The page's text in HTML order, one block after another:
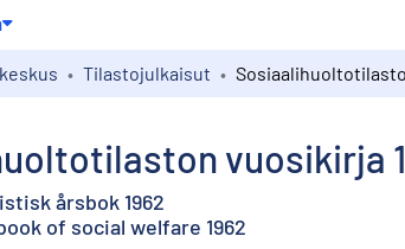
Tilastojulkaisut
vuosikirja
årsbok 1962
of social welfare 1962